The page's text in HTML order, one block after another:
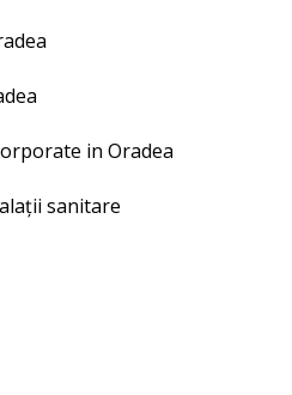
in Oradea
sanitare